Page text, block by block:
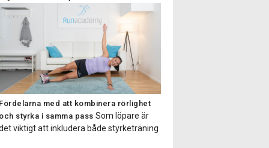
därför oxå mer energi. Se till […]
Fördelarna med att kombinera rörlighet
och styrka i samma pass Som löpare är
viktigt att inkludera både styrketräning